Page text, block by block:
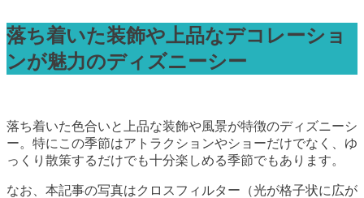
落ち着いた装飾や上品なデコレーショ
ンが魅力のディズニーシー
落ち着いた色合いと上品な装飾や風景が特徴のディズニーシ
ー。特にこの季節はアトラクションやショーだけでなく、ゆ
っくり散策するだけでも十分楽しめる季節でもあります。
なお、本記事の写真はクロスフィルター（光が格子状に広が